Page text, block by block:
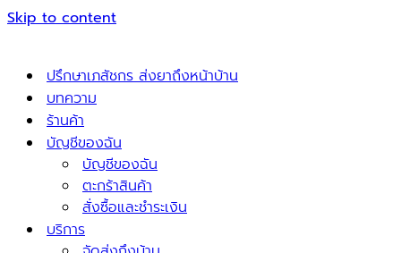
Skip to content
ปรึกษาเภสัชกร ส่งยาถึงหน้าบ้าน
บทความ
ร้านค้า
บัญชีของฉัน
บัญชีของฉัน
ตะกร้าสินค้า
สั่งซื้อและชำระเงิน
บริการ